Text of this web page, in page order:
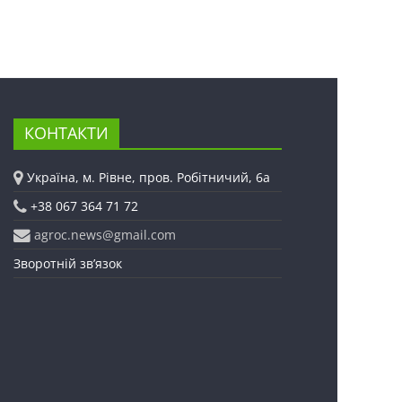
КОНТАКТИ
Україна, м. Рівне, пров. Робітничий, 6а
+38 067 364 71 72
agroc.news@gmail.com
Зворотній зв’язок